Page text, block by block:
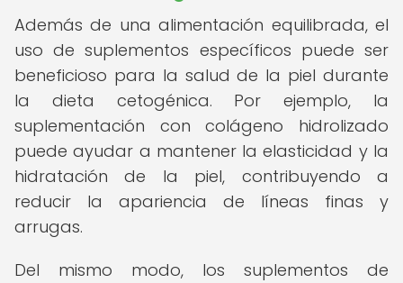
Además de una alimentación equilibrada, el
uso de suplementos específicos puede ser
beneficioso para la salud de la piel durante
la dieta cetogénica. Por ejemplo, la
suplementación con colágeno hidrolizado
puede ayudar a mantener la elasticidad y la
hidratación de la piel, contribuyendo a
reducir la apariencia de líneas finas y
arrugas.
Del mismo modo, los suplementos de